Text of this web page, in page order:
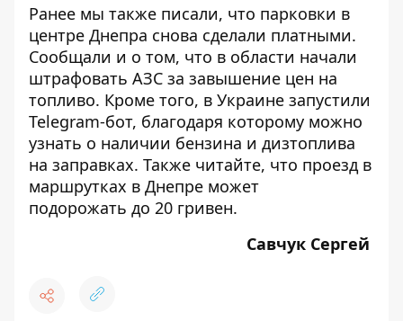
Ранее мы также писали, что парковки в
центре Днепра снова сделали платными.
Сообщали и о том, что в области начали
штрафовать АЗС за завышение цен на
топливо. Кроме того, в Украине запустили
Telegram-бот, благодаря которому можно
узнать о наличии бензина и дизтоплива
на заправках. Также читайте, что проезд в
маршрутках в Днепре может
подорожать до 20 гривен.
Савчук Сергей